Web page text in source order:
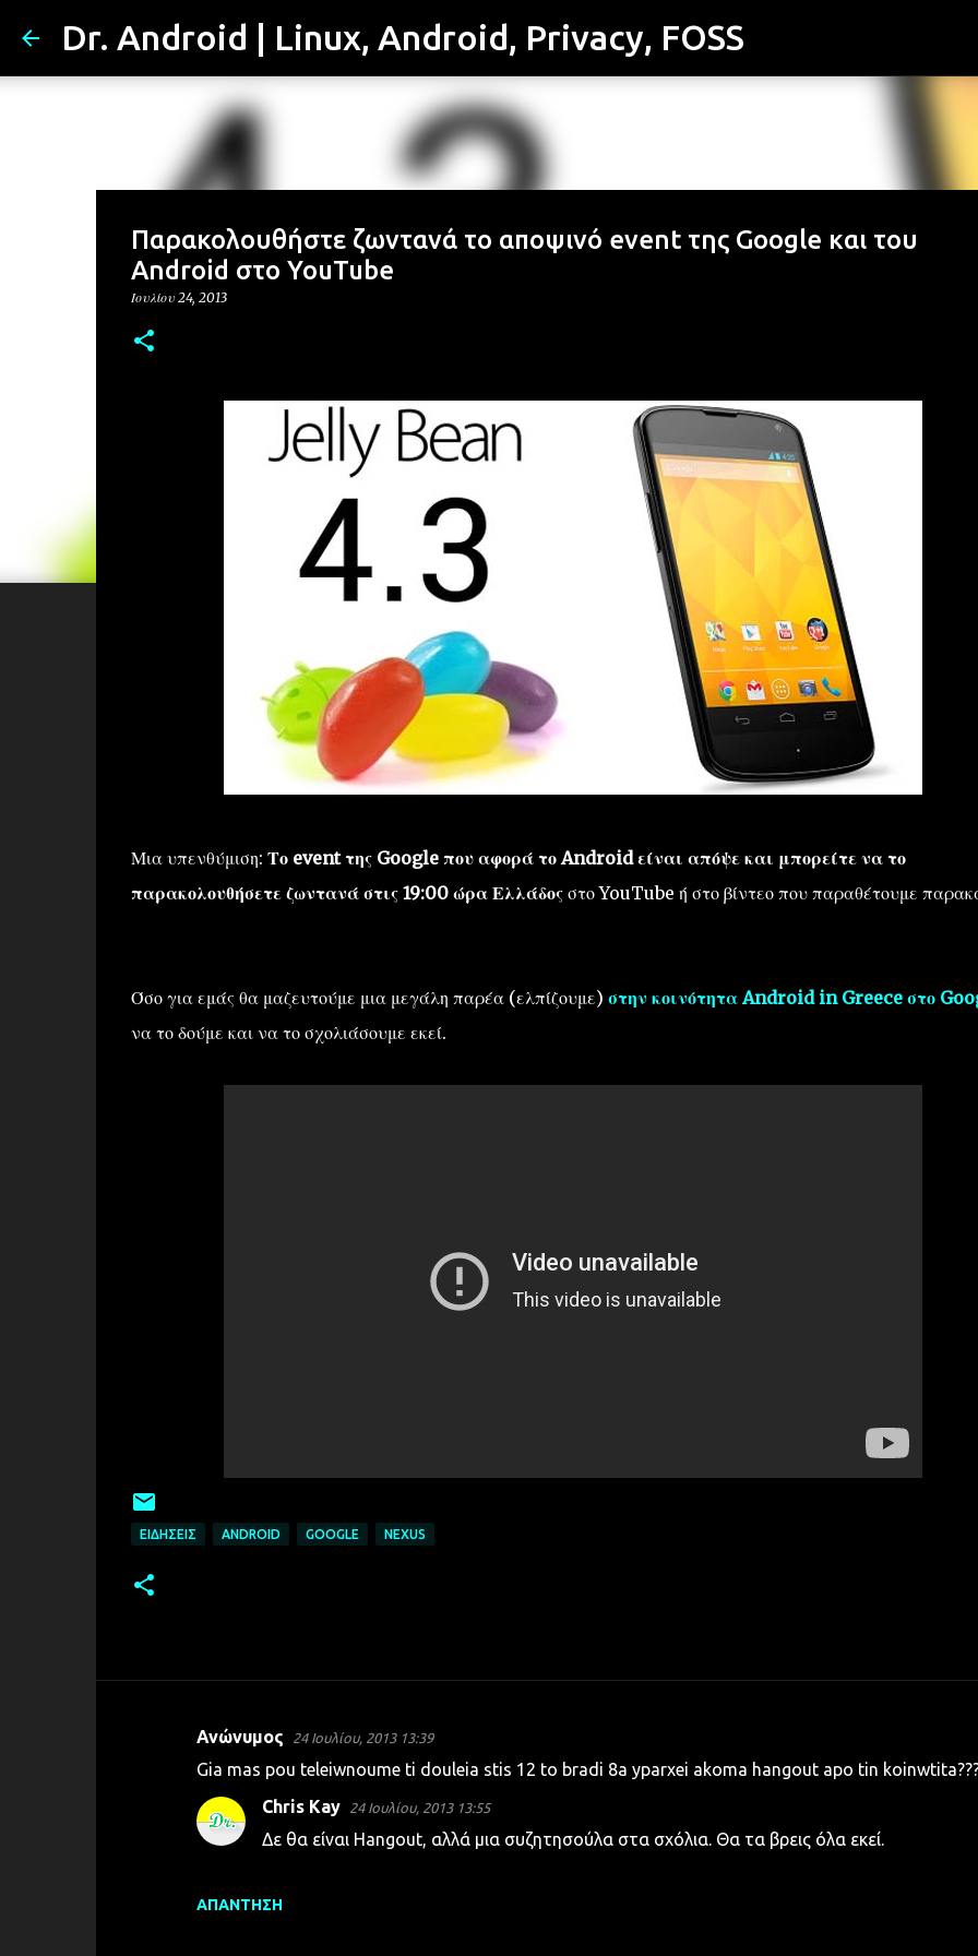
Μετάβαση στο κύριο περιεχόμενο
Dr. Android | Linux, Android, Privacy, FOSS
Παρακολουθήστε ζωντανά το αποψινό event της Google και του
Android στο YouTube
Ιουλίου 24, 2013
Μια υπενθύμιση: Το event της Google που αφορά το Android είναι απόψε και μπορείτε να το
παρακολουθήσετε ζωντανά στις 19:00 ώρα Ελλάδοςστο YouTube ή στο βίντεο που παραθέτουμε
Όσο για εμάς θα μαζευτούμε μια μεγάλη παρέα (ελπίζουμε) στην κοινότητα Android in Greece στο
να το δούμε και να το σχολιάσουμε εκεί.
ΕΙΔΉΣΕΙΣ ANDROID GOOGLE NEXUS
Ανώνυμος 24 Ιουλίου, 2013 13:39
Gia mas pou teleiwnoume ti douleia stis 12 to bradi 8a yparxei akoma hangout apo tin
ΑΠΆΝΤΗΣΗ
Chris Kay 24 Ιουλίου, 2013 13:55
Δε θα είναι Hangout, αλλά μια συζητησούλα στα σχόλια. Θα τα βρεις όλα εκεί.